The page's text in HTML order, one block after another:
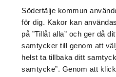
Södertälje kommun
för dig. Kakor kan
på ”Tillåt alla” och ger då
samtycker till genom att
helst ta tillbaka ditt
samtycke”. Genom att